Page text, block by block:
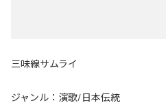
三味線サムライ
ジャンル： 演歌/日本伝統